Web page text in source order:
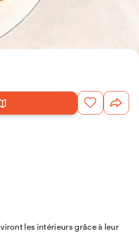
les intérieurs grâce à leur